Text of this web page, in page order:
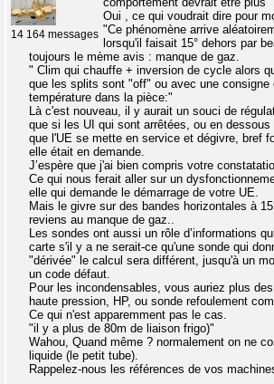
14 164 messages
Oui , ce qui voudrait dire pour
"Ce phénomène arrive
lorsqu'il faisait 15° dehors par
toujours le mème avis : manque de gaz.
" Clim qui chauffe + inversion de cycle alors
que les splits sont "off" ou avec une consigne
température dans la pièce:"
Là c'est nouveau, il y aurait un souci de
que si les UI qui sont arrêtées, ou en
que l'UE se mette en service et dégivre, bref
elle était en demande.
J’espère que j'ai bien compris votre
Ce qui nous ferait aller sur un
elle qui demande le démarrage de votre UE.
Mais le givre sur des bandes horizontales à
reviens au manque de gaz..
Les sondes ont aussi un rôle d’informations
carte s'il y a ne serait-ce qu'une sonde qui
"dérivée" le calcul sera différent, jusqu'à un
un code défaut.
Pour les incondensables, vous auriez plus
haute pression, HP, ou sonde refoulement
Ce qui n'est apparemment pas le cas.
"il y a plus de 80m de liaison frigo)"
Wahou, Quand même ? normalement on ne
liquide (le petit tube).
Rappelez-nous les références de vos